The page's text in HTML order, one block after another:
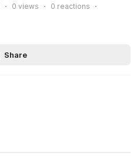
0 views 0 reactions
Share